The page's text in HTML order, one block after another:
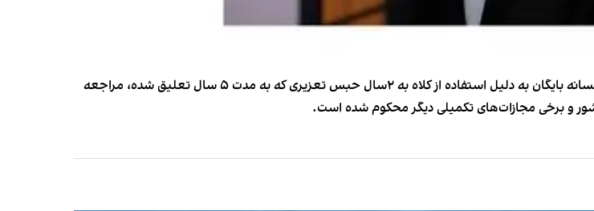
مهدی کوهیان، عضو کمیته پیگیری وضعیت هنرمندان بازداشت شده اعلام کرد افسانه بایگان به دلیل استفاده از کلاه به ۲سال حبس تعزیری که به مدت ۵ سال تعلیق شده، مراجعه